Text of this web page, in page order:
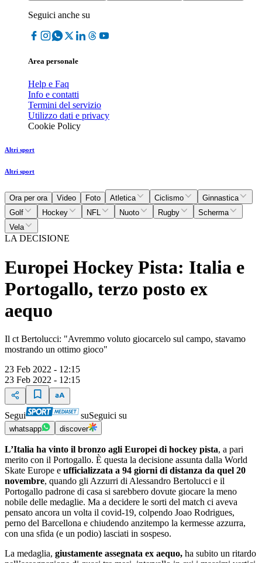
Seguici anche su
Area personale
Help e Faq
Info e contatti
Termini del servizio
Utilizzo dati e privacy
Cookie Policy
Altri sport
Altri sport
Ora per ora Video Foto Atletica Ciclismo
Ginnastica
Golf
Hockey NFL Nuoto Rugby
Scherma
Vela
LA DECISIONE
Europei Hockey Pista: Italia e
Portogallo, terzo posto ex
aequo
Il ct Bertolucci: "Avremmo voluto giocarcelo sul campo, stavamo
mostrando un ottimo gioco"
23 Feb 2022 - 12:15
23 Feb 2022 - 12:15
Segui suSeguici su
whatsapp discover
L’Italia ha vinto il bronzo agli Europei di hockey pista, a pari
merito con il Portogallo. È questa la decisione assunta dalla World
Skate Europe e ufficializzata a 94 giorni di distanza da quel 20
novembre, quando gli Azzurri di Alessandro Bertolucci e il
Portogallo padrone di casa si sarebbero dovute giocare la meno
nobile delle medaglie. Ma a decidere le sorti del match ci aveva
pensato ancora un volta il covid-19, colpendo Joao Rodrigues,
perno del Barcellona e chiudendo anzitempo la kermesse azzurra,
con una sfida (e un podio) lasciati in sospeso.
La medaglia, giustamente assegnata ex aequo, ha subito un ritardo